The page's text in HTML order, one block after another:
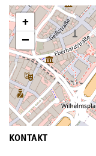
+
−
KONTAKT